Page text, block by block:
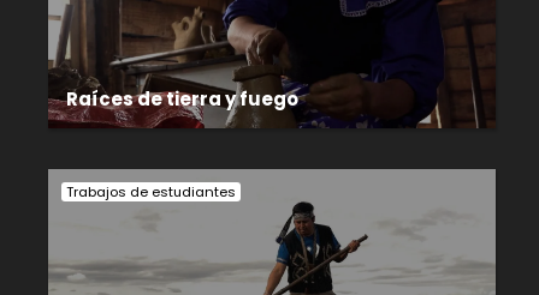
Raíces de tierra y fuego
Trabajos de estudiantes